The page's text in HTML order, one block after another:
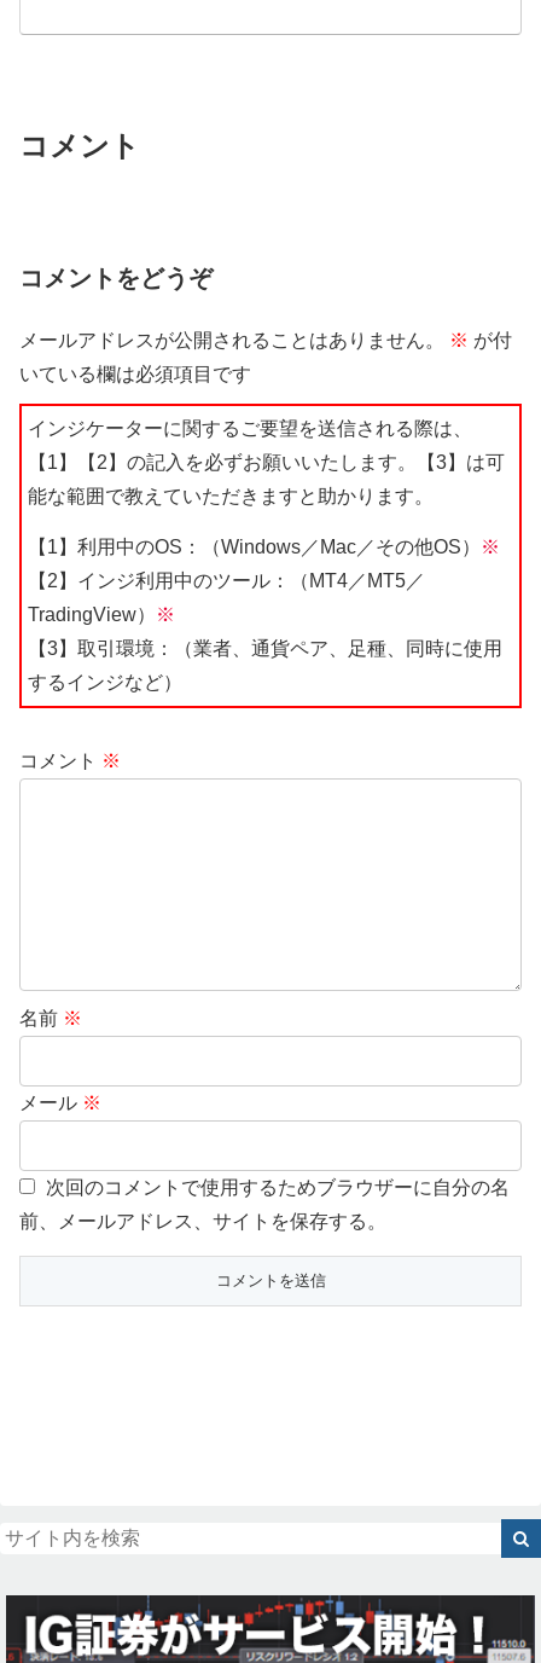
コメント
コメントをどうぞ
メールアドレスが公開されることはありません。 ※ が付
いている欄は必須項目です
インジケーターに関するご要望を送信される際は、
【1】【2】の記入を必ずお願いいたします。【3】は可
能な範囲で教えていただきますと助かります。
【1】利用中のOS：（Windows／Mac／その他OS）
※
【2】インジ利用中のツール：（MT4／MT5／
TradingView）
※
【3】取引環境：（業者、通貨ペア、足種、同時に使用
するインジなど）
コメント ※
名前 ※
メール ※
次回のコメントで使用するためブラウザーに自分の名
前、メールアドレス、サイトを保存する。